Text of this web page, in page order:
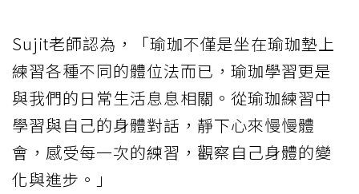
Sujit老師認為，「瑜珈不僅是坐在瑜珈墊上
練習各種不同的體位法而已，瑜珈學習更是
與我們的日常生活息息相關。從瑜珈練習中
學習與自己的身體對話，靜下心來慢慢體
會，感受每一次的練習，觀察自己身體的變
化與進步。」